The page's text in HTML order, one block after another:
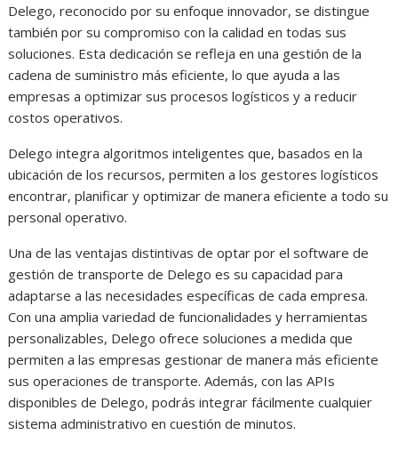
Delego, reconocido por su enfoque innovador, se distingue
también por su compromiso con la calidad en todas sus
soluciones. Esta dedicación se refleja en una gestión de la
cadena de suministro más eficiente, lo que ayuda a las
empresas a optimizar sus procesos logísticos y a reducir
costos operativos.
Delego integra algoritmos inteligentes que, basados en la
ubicación de los recursos, permiten a los gestores logísticos
encontrar, planificar y optimizar de manera eficiente a todo su
personal operativo.
Una de las ventajas distintivas de optar por el software de
gestión de transporte de Delego es su capacidad para
adaptarse a las necesidades específicas de cada empresa.
Con una amplia variedad de funcionalidades y herramientas
personalizables, Delego ofrece soluciones a medida que
permiten a las empresas gestionar de manera más eficiente
sus operaciones de transporte. Además, con las APIs
disponibles de Delego, podrás integrar fácilmente cualquier
sistema administrativo en cuestión de minutos.